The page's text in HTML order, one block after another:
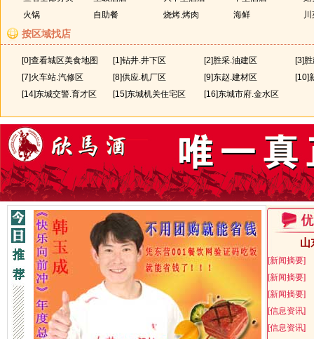
东辛附近 东四路
登州路 东城商贸城
无
府前大街 汾河路
广饶县
河口区 黄河路
淮河路
无
济宁路
保吉小吃部 巴蜀印象食府
川香园老菜馆 川渝酒楼
重庆豆花火锅楼 重庆小火锅城淄博路店
柴火居总店 成昊家常菜馆
都市自由人酒吧 多禾馅饼
东方肥牛王总店 大不同风味酒店
滇菌之家西二路店 东营人家老渔夫西城店
二郞龙虾毛蟹烧烤
福临海鲜饺子城
富老乡亲饺子
火锅
自助餐 烧烤.烤肉 海鲜
按区域找店
[0]查看城区美食地图 [1]钻井.井下区 [2]胜采.油建区
[3]
[7]火车站.汽修区
[8]供应.机厂区 [9]东赵.建材区
[10]
[14]东城交警.育才区
[15]东城机关住宅区 [16]东城市府.金水区
山
[新闻摘要]
[新闻摘要]
[新闻摘要]
[信息资讯]
[信息资讯]